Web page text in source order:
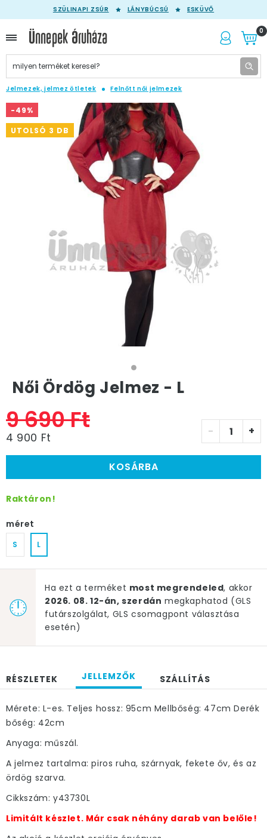
SZÜLINAPI ZSÚR LÁNYBÚCSÚ ESKÜVŐ
0
Jelmezek, jelmez ötletek Felnőtt női jelmezek
-49%
UTOLSÓ 3 DB
Női Ördög Jelmez - L
9 690 Ft
4 900 Ft - +
KOSÁRBA
Raktáron!
méret
S L
Ha ezt a terméket most megrendeled, akkor
2026. 08. 12-án, szerdán megkaphatod (GLS
futárszolgálat, GLS csomagpont választása
esetén)
RÉSZLETEK JELLEMZŐK SZÁLLÍTÁS
Mérete: L-es. Teljes hossz: 95cm Mellbőség: 47cm Derék
bőség: 42cm
Anyaga: műszál.
A jelmez tartalma: piros ruha, szárnyak, fekete őv, és az
ördög szarva.
Cikkszám: y43730L
Limitált készlet. Már csak néhány darab van belőle!